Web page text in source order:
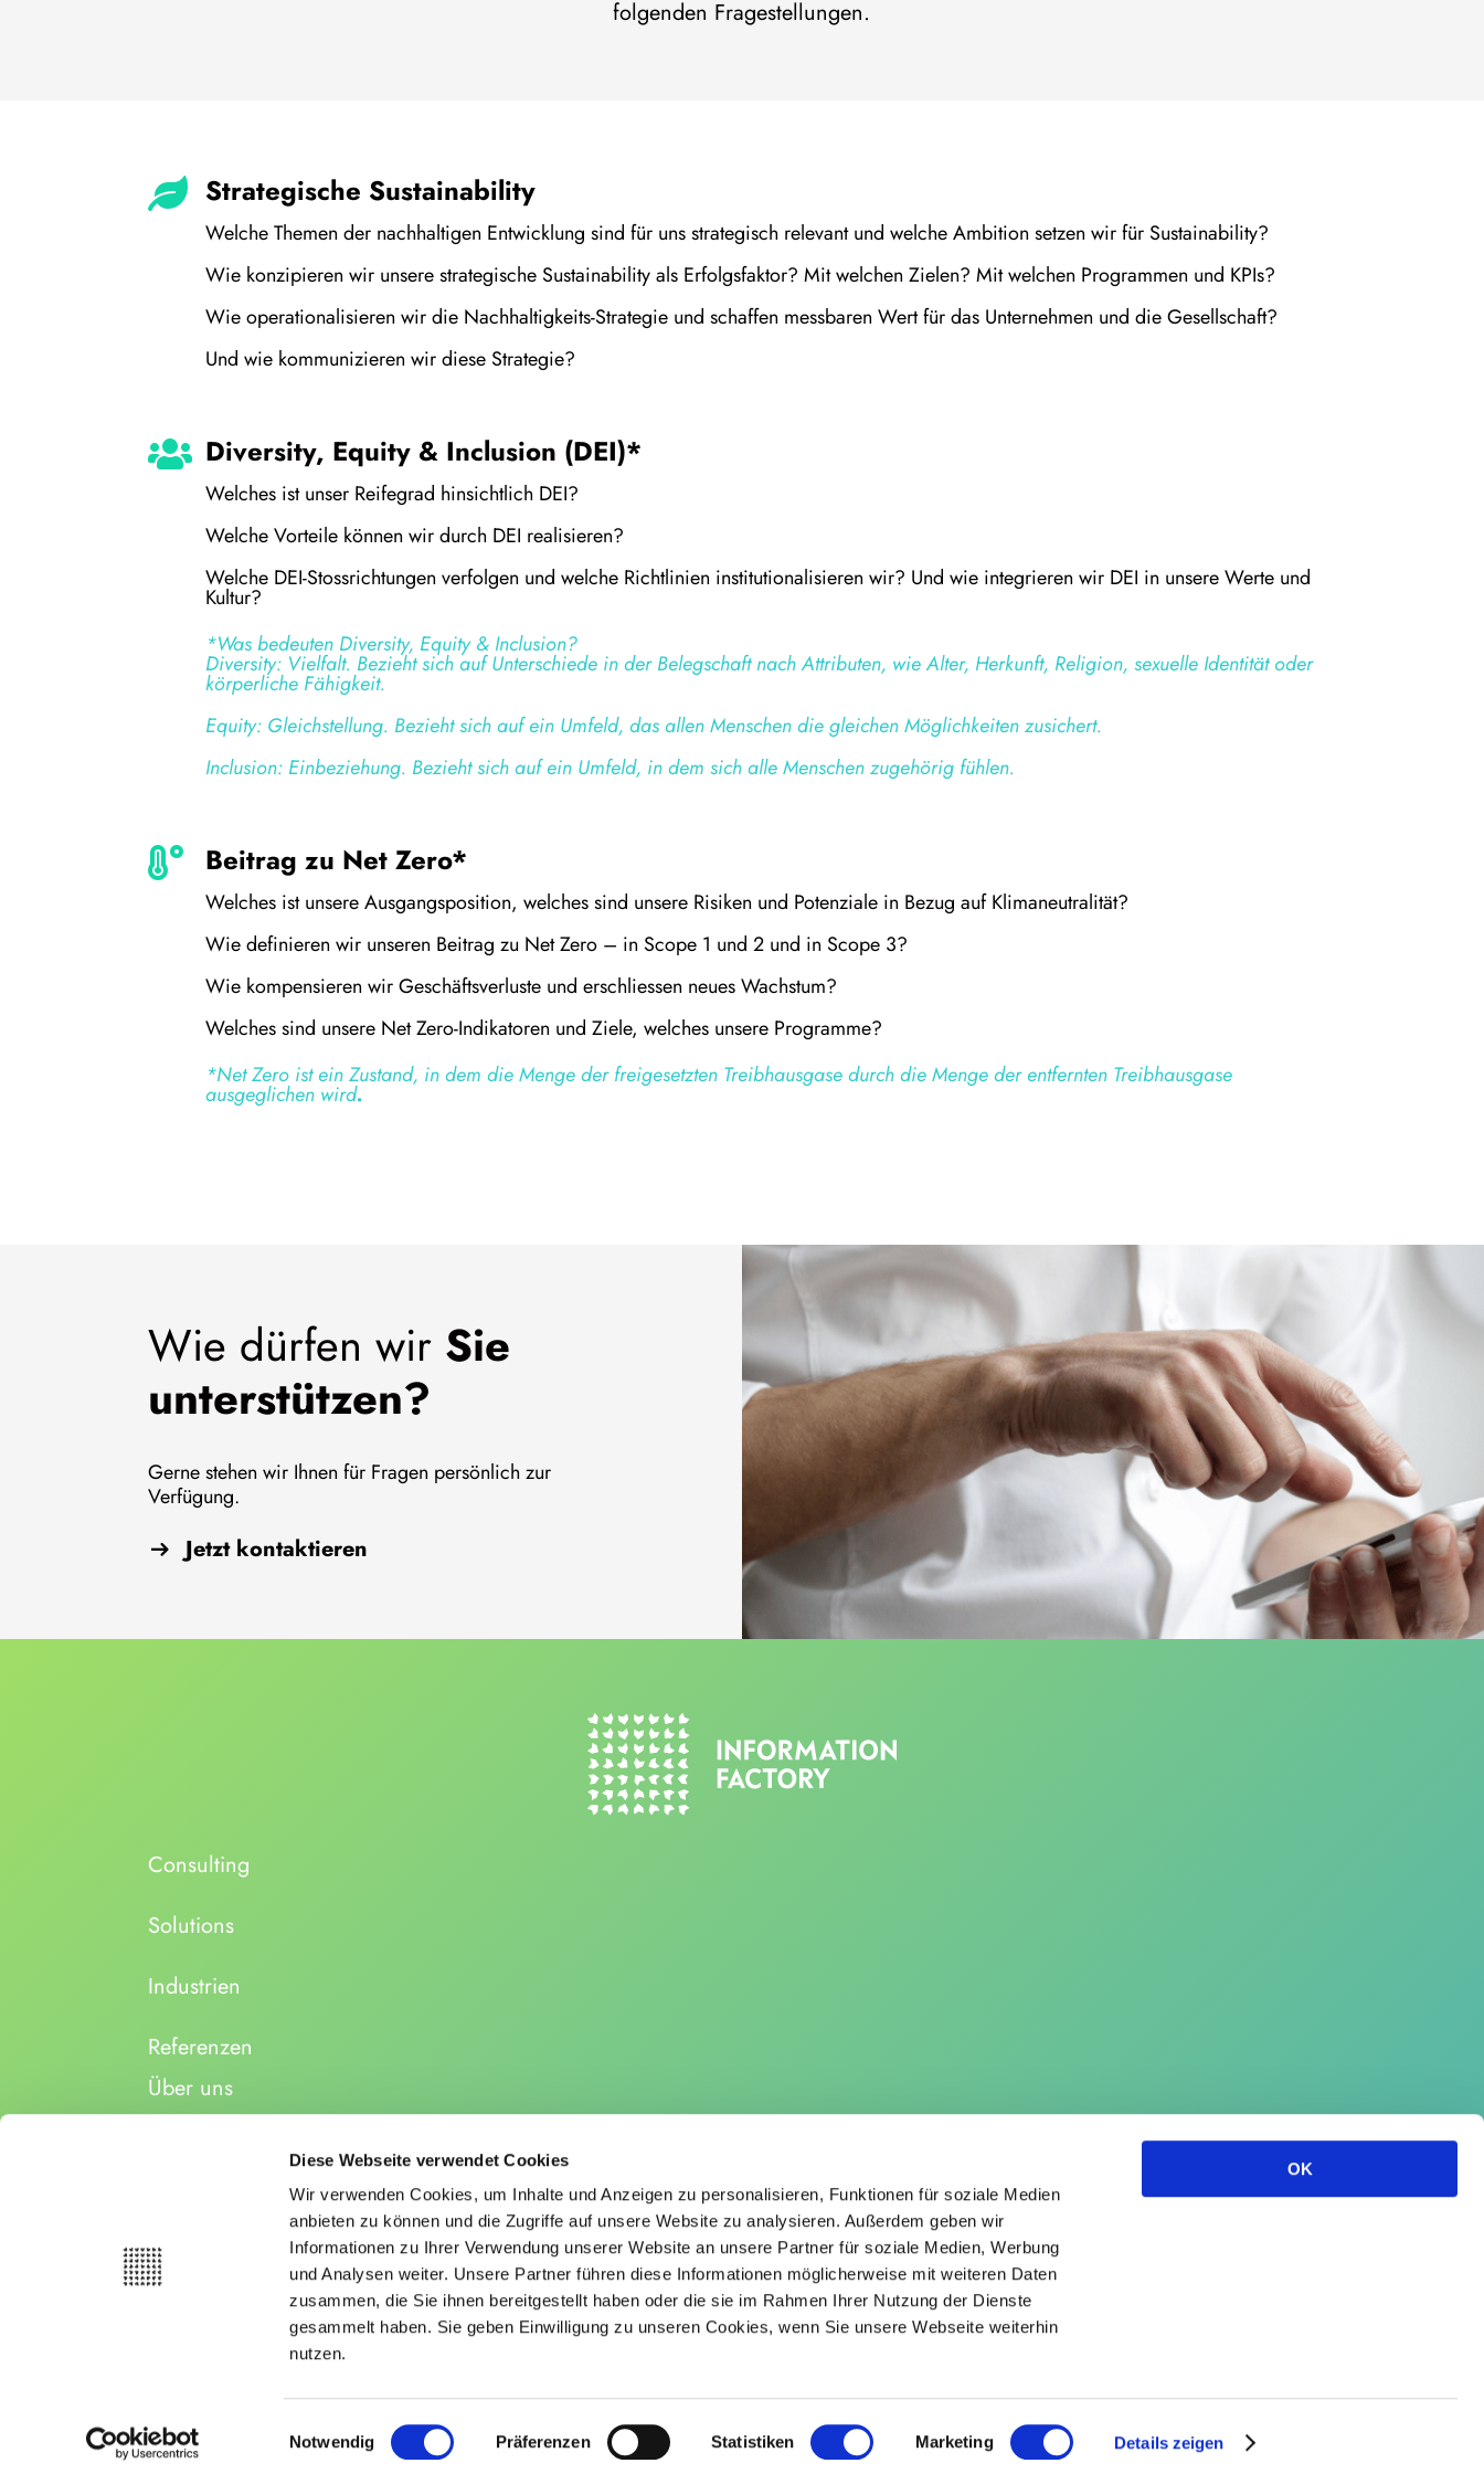
Diese Webseite verwendet Cookies
Wir verwenden Cookies, um Inhalte und Anzeigen zu personalisieren, Funktionen für soziale Medien
anbieten zu können und die Zugriffe auf unsere Website zu analysieren. Außerdem geben wir
Informationen zu Ihrer Verwendung unserer Website an unsere Partner für soziale Medien, Werbung
und Analysen weiter. Unsere Partner führen diese Informationen möglicherweise mit weiteren Daten
zusammen, die Sie ihnen bereitgestellt haben oder die sie im Rahmen Ihrer Nutzung der Dienste
gesammelt haben. Sie geben Einwilligung zu unseren Cookies, wenn Sie unsere Webseite weiterhin
nutzen.
Einwilligungsauswahl
Notwendig Präferenzen Statistiken Marketing Details zeigen
OK
folgenden Fragestellungen.
Strategische Sustainability
Welche Themen der nachhaltigen Entwicklung sind für uns strategisch relevant und welche Ambition setzen wir für Sustainability?
Wie konzipieren wir unsere strategische Sustainability als Erfolgsfaktor? Mit welchen Zielen? Mit welchen Programmen und KPIs?
Wie operationalisieren wir die Nachhaltigkeits-Strategie und schaffen messbaren Wert für das Unternehmen und die Gesellschaft?
Und wie kommunizieren wir diese Strategie?
Diversity, Equity & Inclusion (DEI)*
Welches ist unser Reifegrad hinsichtlich DEI?
Welche Vorteile können wir durch DEI realisieren?
Welche DEI-Stossrichtungen verfolgen und welche Richtlinien institutionalisieren wir? Und wie integrieren wir DEI in unsere Werte und
Kultur?
*Was bedeuten Diversity, Equity & Inclusion?
Diversity: Vielfalt. Bezieht sich auf Unterschiede in der Belegschaft nach Attributen, wie Alter, Herkunft, Religion, sexuelle Identität oder
körperliche Fähigkeit.
Equity: Gleichstellung. Bezieht sich auf ein Umfeld, das allen Menschen die gleichen Möglichkeiten zusichert.
Inclusion: Einbeziehung. Bezieht sich auf ein Umfeld, in dem sich alle Menschen zugehörig fühlen.
Beitrag zu Net Zero*
Welches ist unsere Ausgangsposition, welches sind unsere Risiken und Potenziale in Bezug auf Klimaneutralität?
Wie definieren wir unseren Beitrag zu Net Zero – in Scope 1 und 2 und in Scope 3?
Wie kompensieren wir Geschäftsverluste und erschliessen neues Wachstum?
Welches sind unsere Net Zero-Indikatoren und Ziele, welches unsere Programme?
*Net Zero ist ein Zustand, in dem die Menge der freigesetzten Treibhausgase durch die Menge der entfernten Treibhausgase
ausgeglichen wird.
Wie dürfen wir Sie
unterstützen?
Gerne stehen wir Ihnen für Fragen persönlich zur
Verfügung.
Jetzt kontaktieren
Consulting
Solutions
Industrien
Referenzen
Über uns
Kontakt
Folgen Sie uns
©Information Factory Datenschutz Impressum